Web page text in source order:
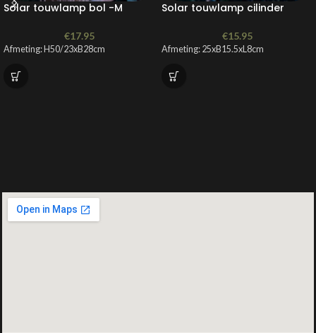
Solar touwlamp bol -M
€17.95
Afmeting: H50/23xB28cm
Solar touwlamp cilinder
€15.95
Afmeting: 25xB15.5xL8cm